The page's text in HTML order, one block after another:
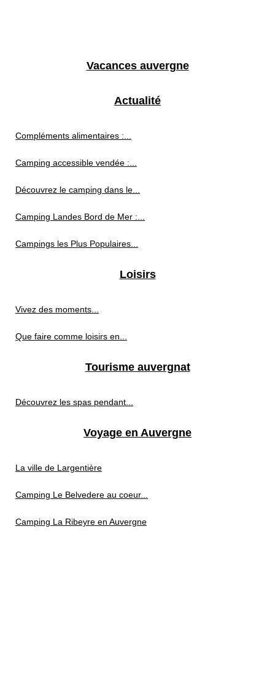
Vacances auvergne
Actualité
Compléments alimentaires :...
Camping accessible vendée :...
Découvrez le camping dans le...
Camping Landes Bord de Mer :...
Campings les Plus Populaires...
Loisirs
Vivez des moments...
Que faire comme loisirs en...
Tourisme auvergnat
Découvrez les spas pendant...
Voyage en Auvergne
La ville de Largentière
Camping Le Belvedere au coeur...
Camping La Ribeyre en Auvergne